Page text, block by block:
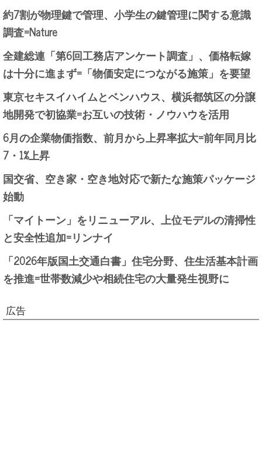
約7割が物理鍵で管理、小学生の鍵管理に関する意識
調査=Nature
全建総連「第6回工務店アンケート調査」、価格転嫁
は十分に進まず=「物価安定につながる施策」を要望
東京セキスイハイムとベンハウス、横浜都筑区の分譲
地開発で初協業=お互いの技術・ノウハウを活用
6月の企業物価指数、前月から上昇率拡大=前年同月比
7・1%上昇
国交省、空き家・空き地対応で新たな施策パッケージ
始動
「マイトーン」をリニューアル、上位モデルの清掃性
と安全性追加=リンナイ
「2026年版国土交通白書」住宅分野、住生活基本計画
を推進=世帯数減少や相続住宅の大量発生視野に
広告